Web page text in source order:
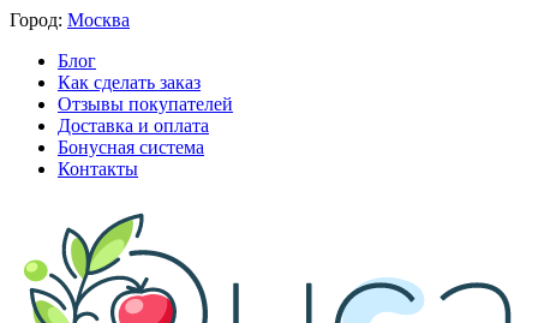
Город: Москва
Блог
Как сделать заказ
Отзывы покупателей
Доставка и оплата
Бонусная система
Контакты